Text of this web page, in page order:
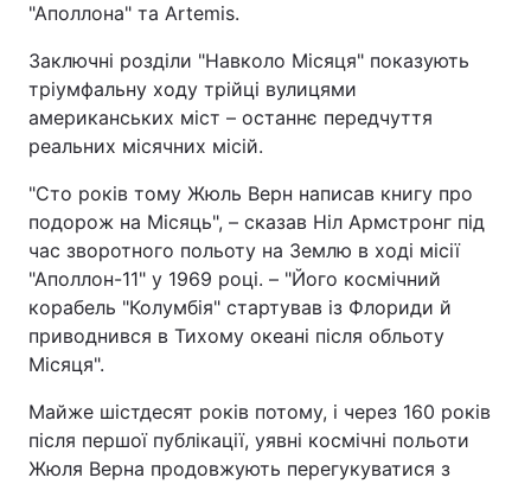
"Аполлона" та Artemis.
Заключні розділи "Навколо Місяця" показують
тріумфальну ходу трійці вулицями
американських міст – останнє передчуття
реальних місячних місій.
"Сто років тому Жюль Верн написав книгу про
подорож на Місяць", – сказав Ніл Армстронг під
час зворотного польоту на Землю в ході місії
"Аполлон-11" у 1969 році. – "Його космічний
корабель "Колумбія" стартував із Флориди й
приводнився в Тихому океані після обльоту
Місяця".
Майже шістдесят років потому, і через 160 років
після першої публікації, уявні космічні польоти
Жюля Верна продовжують перегукуватися з